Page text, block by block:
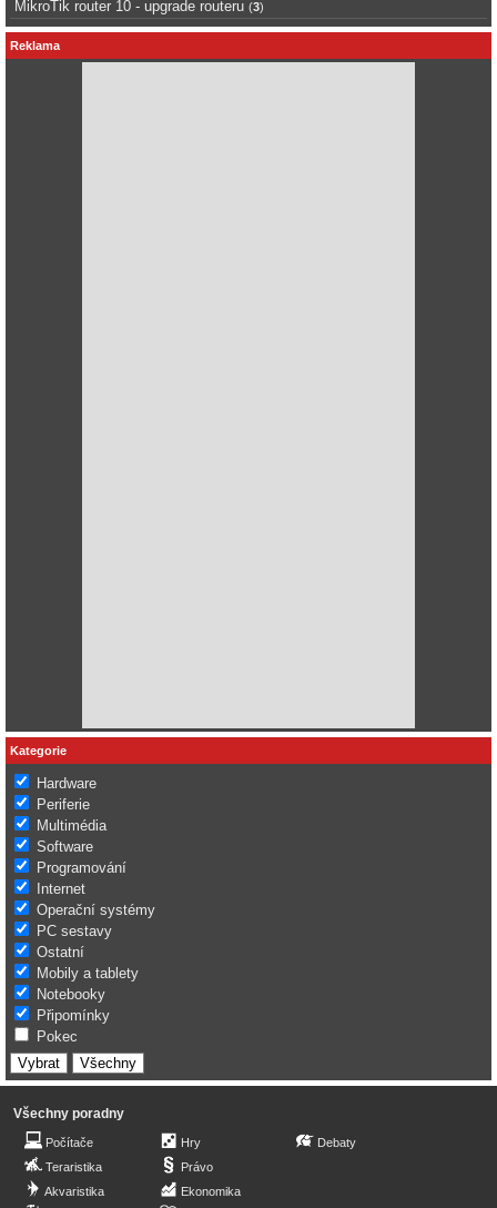
MikroTik router 10 - upgrade routeru (3)
Reklama
Kategorie
Hardware
Periferie
Multimédia
Software
Programování
Internet
Operační systémy
PC sestavy
Ostatní
Mobily a tablety
Notebooky
Připomínky
Pokec
Všechny poradny
Počítače
Teraristika
Akvaristika
Hry
Právo
Ekonomika
Debaty